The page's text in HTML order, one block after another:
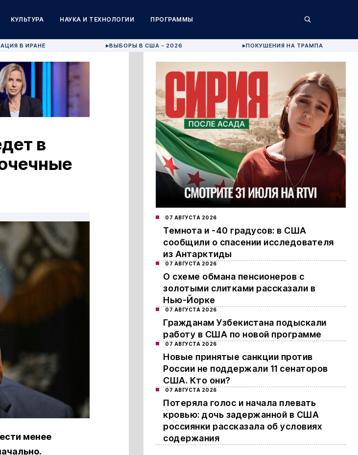
КУЛЬТУРА НАУКА И ТЕХНОЛОГИИ ПРОГРАММЫ
В ИРАНЕ ▶ВЫБОРЫ В США - 2026 ▶ПОКУШЕНИЯ НА ТРАМПА
в
менее
07 АВГУСТА 2026
Темнота и -40 градусов: в США
сообщили о спасении исследователя
из Антарктиды
07 АВГУСТА 2026
О схеме обмана пенсионеров с
золотыми слитками рассказали в
Нью-Йорке
07 АВГУСТА 2026
Гражданам Узбекистана подыскали
работу в США по новой программе
07 АВГУСТА 2026
Новые принятые санкции против
России не поддержали 11 сенаторов
США. Кто они?
07 АВГУСТА 2026
Потеряла голос и начала плевать
кровью: дочь задержанной в США
россиянки рассказала об условиях
содержания